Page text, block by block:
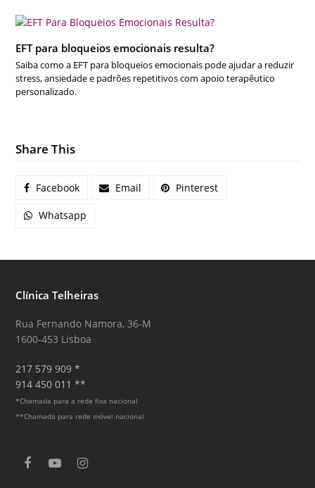
EFT para bloqueios emocionais resulta?
Saiba como a EFT para bloqueios emocionais pode ajudar a reduzir
stress, ansiedade e padrões repetitivos com apoio terapêutico
personalizado.
Share This
Facebook Email Pinterest
Whatsapp
Clínica Telheiras
Rua Fernando Namora, 36-M
1600-453 Lisboa
217 579 909 *
914 450 011 **
*Chamada para a rede fixa nacional
**Chamada para rede móvel nacional
F Y I